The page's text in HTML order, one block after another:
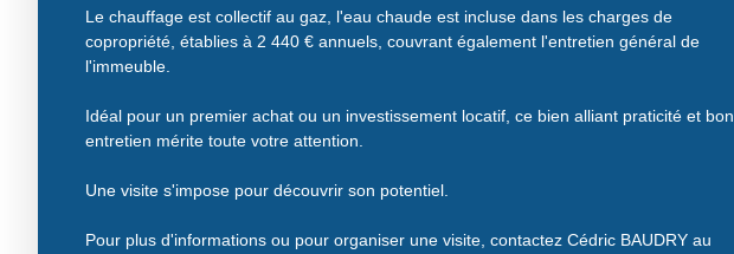
Le chauffage est collectif au gaz, l'eau chaude est incluse dans les charges de
copropriété, établies à 2 440 € annuels, couvrant également l'entretien général de
l'immeuble.
Idéal pour un premier achat ou un investissement locatif, ce bien alliant praticité et bon
entretien mérite toute votre attention.
Une visite s'impose pour découvrir son potentiel.
Pour plus d'informations ou pour organiser une visite, contactez Cédric BAUDRY au